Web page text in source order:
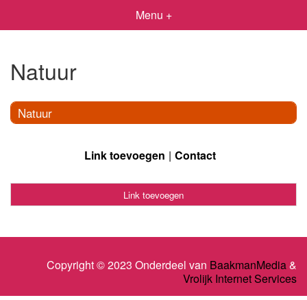
Menu +
Natuur
Natuur
Link toevoegen Contact
Link toevoegen
Copyright © 2023 Onderdeel van BaakmanMedia&
Vrolijk Internet Services